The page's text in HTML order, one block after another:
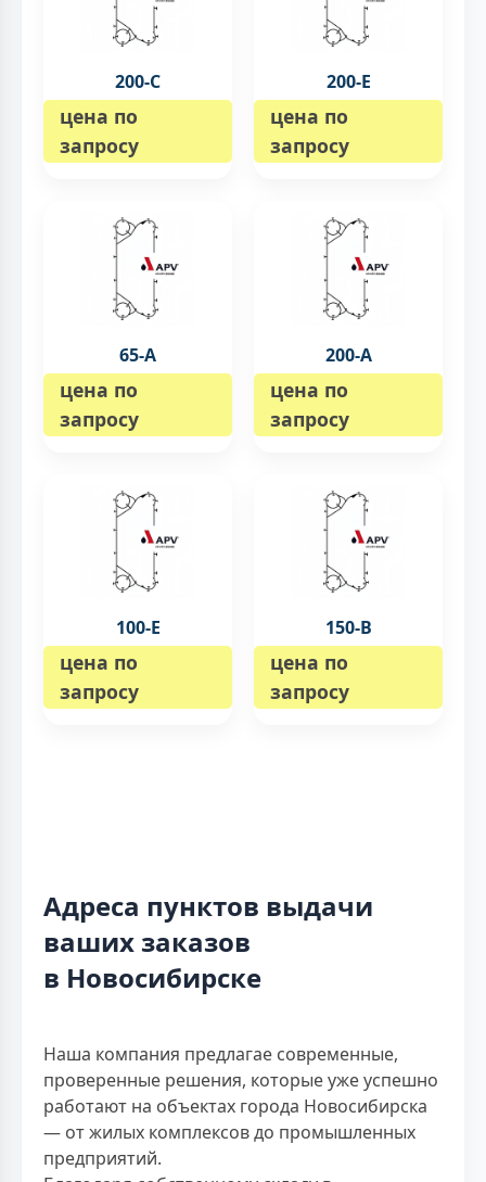
200-C
цена по
запросу
200-E
цена по
запросу
65-А
цена по
запросу
200-А
цена по
запросу
100-E
цена по
запросу
150-B
цена по
запросу
Адреса пунктов выдачи
ваших заказов
в Новосибирске
Наша компания предлагае современные,
проверенные решения, которые уже успешно
работают на объектах города Новосибирска
— от жилых комплексов до промышленных
предприятий.